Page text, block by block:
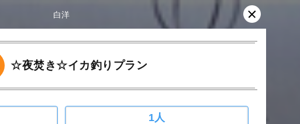
白洋
☆夜焚き☆イカ釣りプラン
1人